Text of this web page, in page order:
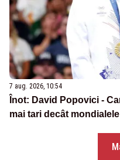
7 aug. 2026, 10:54
Înot: David Popovici -
mai tari decât